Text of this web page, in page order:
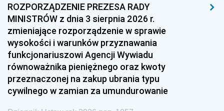
1957 1956
1954 1953
1951 1950
1948 1947
1945 1944 1939
1938 1937 1936
ROZPORZĄDZENIE PREZESA RADY
MINISTRÓW z dnia 3 sierpnia 2026 r.
zmieniające rozporządzenie w sprawie
wysokości i warunków przyznawania
funkcjonariuszowi Agencji Wywiadu
równoważnika pieniężnego oraz kwoty
przeznaczonej na zakup ubrania typu
cywilnego w zamian za umundurowanie